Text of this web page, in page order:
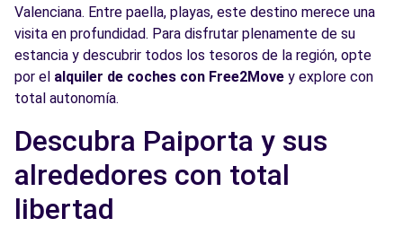
FONTANARES, 33
Valencia, 46014
Ver agencia
Free2Move Rent - AUTOMOVILES JUAN
GINER - Valencia (P)
Avda. Peris y Valero, 31
Valenciana. Entre paella, playas, este destino merece una
visita en profundidad. Para disfrutar plenamente de su
estancia y descubrir todos los tesoros de la región, opte
por el alquiler de coches con Free2Move y explore con
total autonomía.
Descubra Paiporta y sus
alrededores con total
libertad